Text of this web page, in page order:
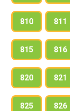
810 811
815 816
820 821
825 826